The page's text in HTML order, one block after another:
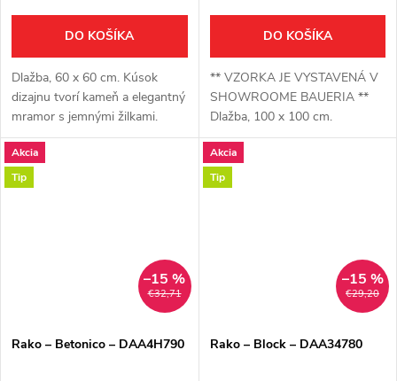
DO KOŠÍKA
Dlažba, 60 x 60 cm. Kúsok
dizajnu tvorí kameň a elegantný
mramor s jemnými žilkami.
Dáva materiálu tejto dlažby
život, ktorý môže byť
majestátny ale aj minimalistický,
DO KOŠÍKA
** VZORKA JE VYSTAVENÁ V
SHOWROOME BAUERIA **
Dlažba, 100 x 100 cm.
Akcia
Tip
€32,71
–15 %
Rako – Betonico – DAA4H790
Akcia
Tip
€29,20
–15 %
Rako – Block – DAA34780